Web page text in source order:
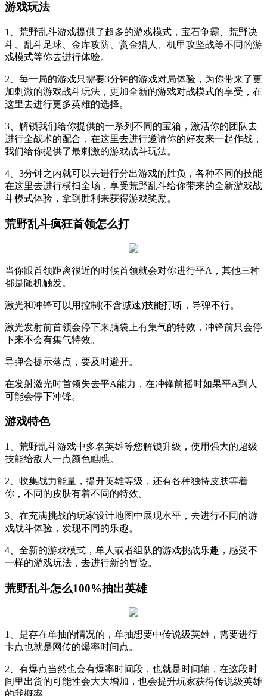
游戏玩法
1、荒野乱斗游戏提供了超多的游戏模式，宝石争霸、荒野决
斗、乱斗足球、金库攻防、赏金猎人、机甲攻坚战等不同的游
戏模式等你去进行体验。
2、每一局的游戏只需要3分钟的游戏对局体验，为你带来了更
加刺激的游戏战斗玩法，更加全新的游戏对战模式的享受，在
这里去进行更多英雄的选择。
3、解锁我们给你提供的一系列不同的宝箱，激活你的团队去
进行全战术的配合，在这里去进行邀请你的好友来一起作战，
我们给你提供了最刺激的游戏战斗玩法。
4、3分钟之内就可以去进行分出游戏的胜负，各种不同的技能
在这里去进行横扫全场，享受荒野乱斗给你带来的全新游戏战
斗模式体验，拿到胜利来获得游戏奖励。
荒野乱斗疯狂首领怎么打
当你跟首领距离很近的时候首领就会对你进行平A，其他三种
都是随机触发。
激光和冲锋可以用控制(不含减速)技能打断，导弹不行。
激光发射前首领会停下来脑袋上有集气的特效，冲锋前只会停
下来不会有集气特效。
导弹会提示落点，要及时避开。
在发射激光时首领失去平A能力，在冲锋前摇时如果平A到人
可能会停下冲锋。
游戏特色
1、荒野乱斗游戏中多名英雄等您解锁升级，使用强大的超级
技能给敌人一点颜色瞧瞧。
2、收集战力能量，提升英雄等级，还有各种独特皮肤等着
你，不同的皮肤有着不同的特效。
3、在充满挑战的玩家设计地图中展现水平，去进行不同的游
戏战斗体验，发现不同的乐趣。
4、全新的游戏模式，单人或者组队的游戏挑战乐趣，感受不
一样的游戏玩法，去进行新的冒险。
荒野乱斗怎么100%抽出英雄
1、是存在单抽的情况的，单抽想要中传说级英雄，需要进行
卡点也就是网传的爆率时间点。
2、有爆点当然也会有爆率时间段，也就是时间轴，在这段时
间里出货的可能性会大大增加，也会提升玩家获得传说级英雄